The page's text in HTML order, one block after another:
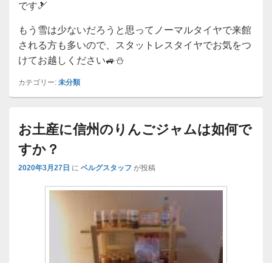
です🎿
もう雪は少ないだろうと思ってノーマルタイヤで来館
される方も多いので、スタットレスタイヤでお気をつ
けてお越しください🚙⛄
カテゴリー: 未分類
お土産に信州のりんごジャムは如何で
すか？
2020年3月27日 に ベルグスタッフ が投稿